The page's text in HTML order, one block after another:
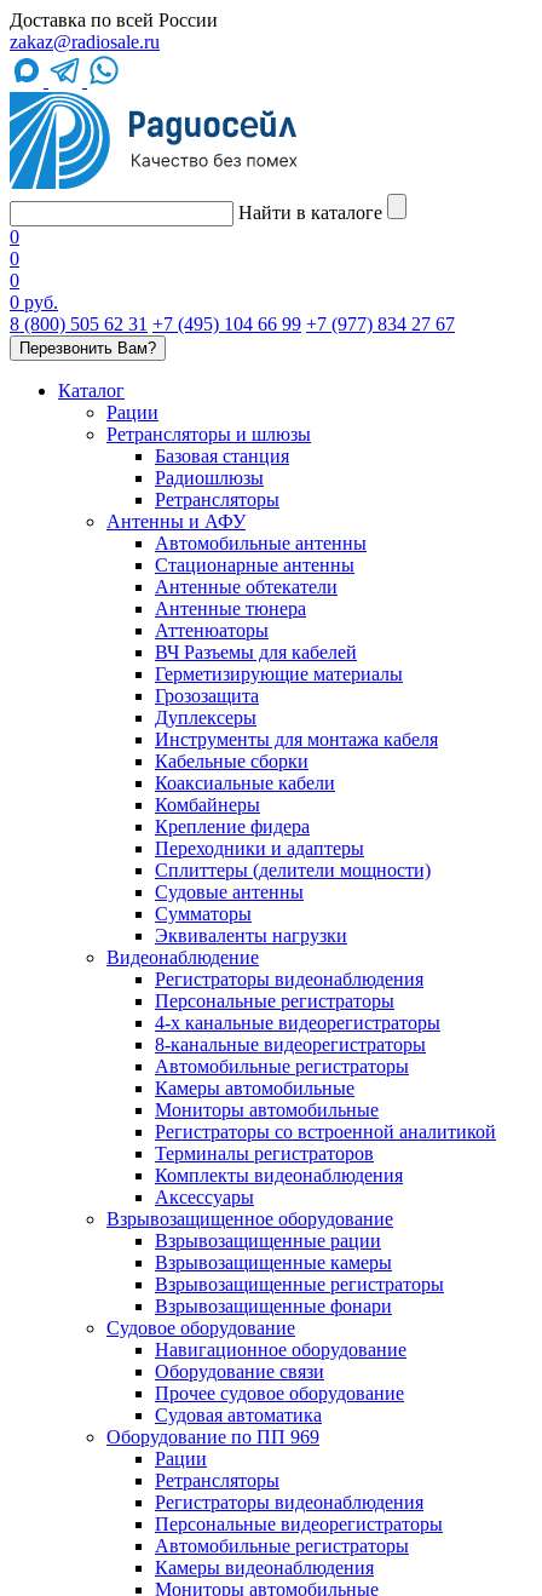
Доставка по всей России
zakaz@radiosale.ru
Найти в каталоге
0
0
0
0 руб.
8 (800) 505 62 31 +7 (495) 104 66 99 +7 (977) 834 27 67
Перезвонить Вам?
Каталог
Рации
Ретрансляторы и шлюзы
Базовая станция
Радиошлюзы
Ретрансляторы
Антенны и АФУ
Автомобильные антенны
Стационарные антенны
Антенные обтекатели
Антенные тюнера
Аттенюаторы
ВЧ Разъемы для кабелей
Герметизирующие материалы
Грозозащита
Дуплексеры
Инструменты для монтажа кабеля
Кабельные сборки
Коаксиальные кабели
Комбайнеры
Крепление фидера
Переходники и адаптеры
Сплиттеры (делители мощности)
Судовые антенны
Сумматоры
Эквиваленты нагрузки
Видеонаблюдение
Регистраторы видеонаблюдения
Персональные регистраторы
4-х канальные видеорегистраторы
8-канальные видеорегистраторы
Автомобильные регистраторы
Камеры автомобильные
Мониторы автомобильные
Регистраторы со встроенной аналитикой
Терминалы регистраторов
Комплекты видеонаблюдения
Аксессуары
Взрывозащищенное оборудование
Взрывозащищенные рации
Взрывозащищенные камеры
Взрывозащищенные регистраторы
Взрывозащищенные фонари
Судовое оборудование
Навигационное оборудование
Оборудование связи
Прочее судовое оборудование
Судовая автоматика
Оборудование по ПП 969
Рации
Ретрансляторы
Регистраторы видеонаблюдения
Персональные видеорегистраторы
Автомобильные регистраторы
Камеры видеонаблюдения
Мониторы автомобильные